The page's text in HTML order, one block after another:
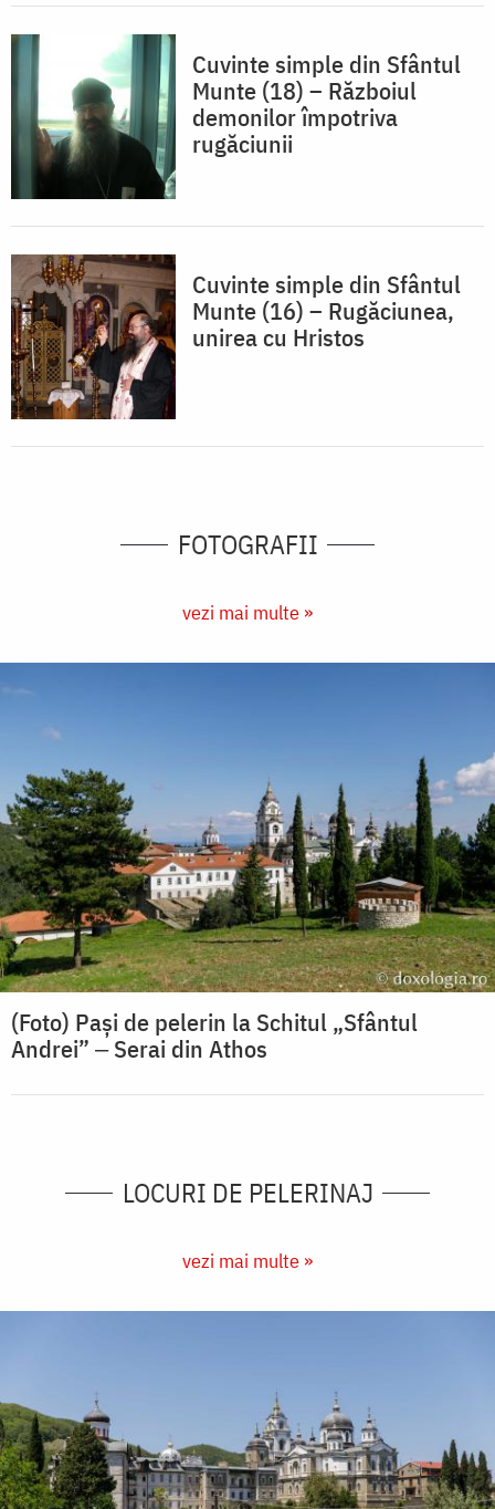
Cuvinte simple din Sfântul
Munte (18) – Războiul
demonilor împotriva
rugăciunii
Cuvinte simple din Sfântul
Munte (16) – Rugăciunea,
unirea cu Hristos
FOTOGRAFII
vezi mai multe »
(Foto) Pași de pelerin la Schitul „Sfântul
Andrei” ‒ Serai din Athos
LOCURI DE PELERINAJ
vezi mai multe »